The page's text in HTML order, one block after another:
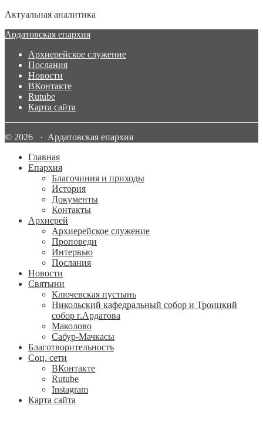
Актуальная аналитика
Ардатовская епархия
Архиерейское служение
Послания
Новости
ВКонтакте
Rutube
Карта сайта
© 2026 · Ардатовская епархия
Главная
Епархия
Благочиния и приходы
История
Документы
Контакты
Архиерей
Архиерейское служение
Проповеди
Интервью
Послания
Новости
Святыни
Ключевская пустынь
Никольский кафедральный собор и Троицкий
собор г.Ардатова
Маколово
Сабур-Мачкасы
Благотворительность
Соц. сети
ВКонтакте
Rutube
Instagram
Карта сайта